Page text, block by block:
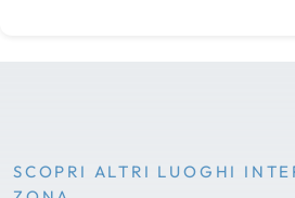
SCOPRI ALTRI LUOGHI